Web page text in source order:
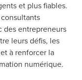
et plus fiables.
des entrepreneurs
leurs défis, les
à renforcer la
numérique.